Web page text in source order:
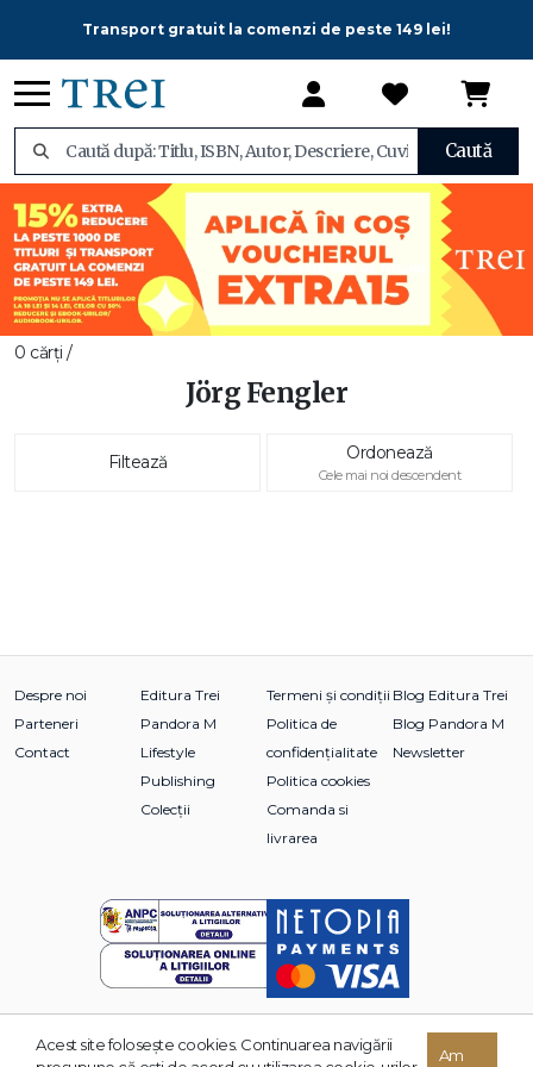
Transport gratuit la comenzi de peste 149 lei!
Caută
0 cărți /
Jörg Fengler
Filtează Ordonează
Cele mai noi descendent
Despre noi
Parteneri
Contact
Editura Trei
Pandora M
Lifestyle
Publishing
Colecții
Termeni și condiții
Politica de
confidențialitate
Politica cookies
Comanda si
livrarea
Blog Editura Trei
Blog Pandora M
Newsletter
© 2026 Grupul Editorial TREI. Toate drepturile rezervate.
Acest site foloseşte cookies. Continuarea navigării
Am